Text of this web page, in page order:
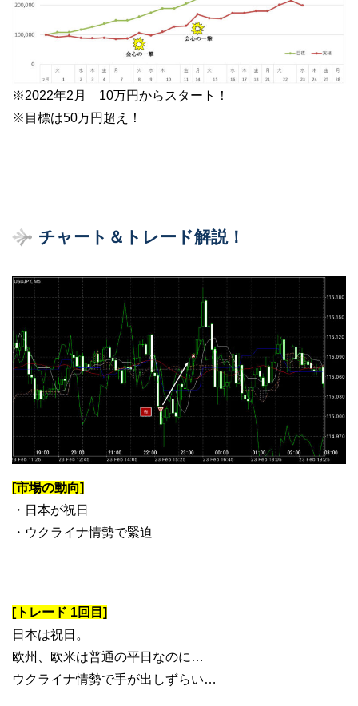
※2022年2月 10万円からスタート！
※目標は50万円超え！
チャート＆トレード解説！
[市場の動向]
・日本が祝日
・ウクライナ情勢で緊迫
[トレード 1回目]
日本は祝日。
欧州、欧米は普通の平日なのに…
ウクライナ情勢で手が出しずらい…